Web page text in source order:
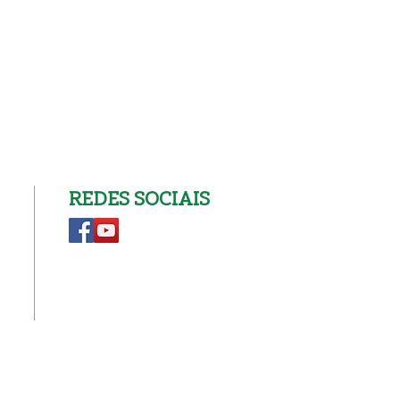
REDES SOCIAIS